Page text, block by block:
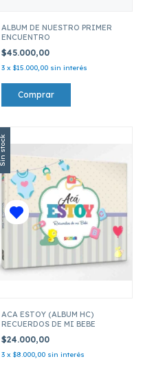
ALBUM DE NUESTRO PRIMER
ENCUENTRO
$45.000,00
3 x $15.000,00 sin interés
Sin stock
ACA ESTOY (ALBUM HC)
RECUERDOS DE MI BEBE
$24.000,00
3 x $8.000,00 sin interés